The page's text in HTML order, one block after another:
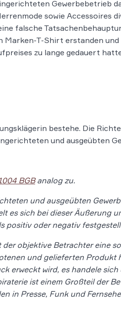
Gewerbebetrieb
sowie Accessoires
falsche
Marken-T-Shirt erstanden
zu lange gedauert
bestehe. Die
und ausgeübten
BGBanalog zu.
und ausgeübten
es sich bei dieser Äußerung
positiv oder negativ
objektive Betrachter eine
und gelieferten Produkt
erweckt wird, es handele sich
ist einem Großteil der
in Presse, Funk und